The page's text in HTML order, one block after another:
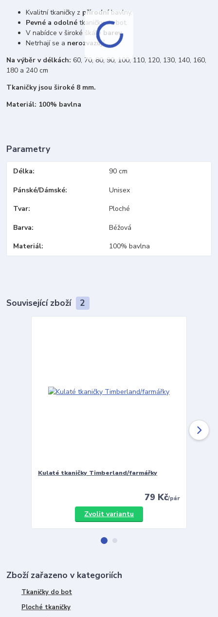
Kvalitní tkaničky z přírodníbavlny.
Pevné a odolnétkaničky do bot.
V nabídce v široké škále barev.
Netrhají se a nerozvazují.
Na výběr v délkách: 60, 70, 80, 90, 100, 110, 120, 130, 140, 160,
180 a 240 cm
Tkaničky jsou široké 8 mm.
Materiál: 100% bavlna
Parametry
Délka 90 cm
Pánské/Dámské Unisex
Tvar Ploché
Barva Béžová
Materiál 100% bavlna
Související zboží 2
Kulaté tkaničky Timberland/farmářky
79 Kč/pár
Zvolit variantu
Zboží zařazeno v kategoriích
Tkaničky do bot
Ploché tkaničky